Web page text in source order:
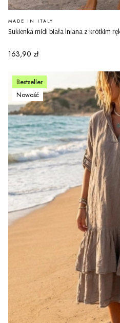
Sukienka midi biała lniana z krótkim
PRODUCENT
MADE IN ITALY
Cena
163,90 zł
Bestseller
Nowość